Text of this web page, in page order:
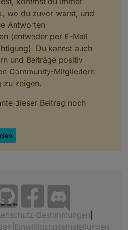
wo du zuvor warst, und
Antworten
(entweder per E-Mail
Du kannst auch
und Beiträge positiv
Community-Mitgliedern
zu zeigen.
dieser Beitrag noch
Bestimmungen
Einwilligungseinstellungen